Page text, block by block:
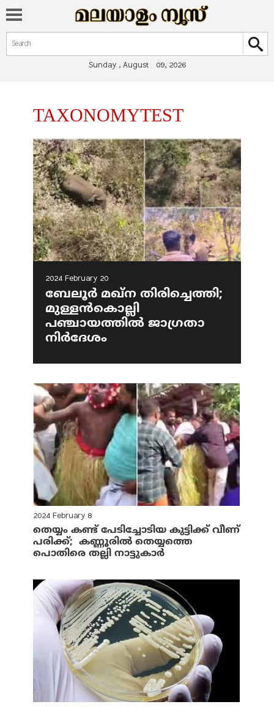
Search form
Search
Sunday , August 09, 2026
You are here
TAXONOMYTEST
2024 February 20
ബേലൂര്‍ മഖ്ന തിരിച്ചെത്തി;
മുള്ളന്‍കൊല്ലി
പഞ്ചായത്തില്‍ ജാഗ്രതാ
നിര്‍ദേശം
2024 February 8
തെയ്യം കണ്ട് പേടിച്ചോടിയ കുട്ടിക്ക് വീണ്
പരിക്ക്; കണ്ണൂരില്‍ തെയ്യത്തെ
പൊതിരെ തല്ലി നാട്ടുകാര്‍